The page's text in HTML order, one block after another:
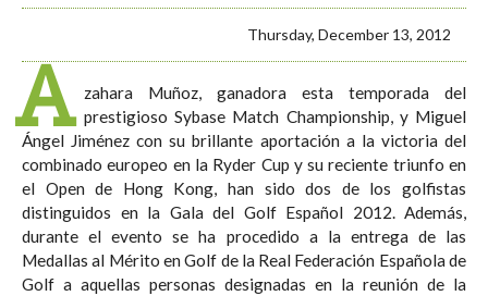
Thursday, December 13, 2012
A
zahara Muñoz, ganadora esta temporada del
prestigioso Sybase Match Championship, y Miguel
Ángel Jiménez con su brillante aportación a la victoria del
combinado europeo en la Ryder Cup y su reciente triunfo en
el Open de Hong Kong, han sido dos de los golfistas
distinguidos en la Gala del Golf Español 2012. Además,
durante el evento se ha procedido a la entrega de las
Medallas al Mérito en Golf de la Real Federación Española de
Golf a aquellas personas designadas en la reunión de la